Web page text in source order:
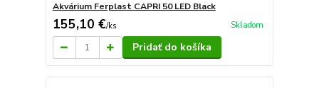
Akvárium Ferplast CAPRI 50 LED Black
155,10 €/ks Skladom
Pridať do košíka